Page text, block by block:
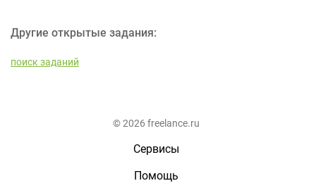
Другие открытые задания:
поиск заданий
© 2026 freelance.ru
Сервисы
Помощь